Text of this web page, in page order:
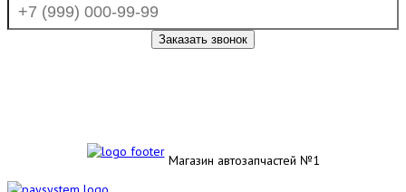
Магазин автозапчастей №1